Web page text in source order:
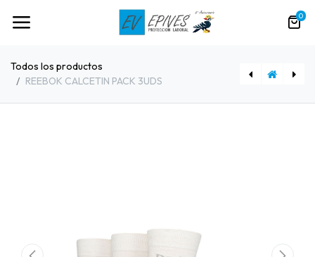
0
Todos los productos
REEBOK CALCETIN PACK 3UDS